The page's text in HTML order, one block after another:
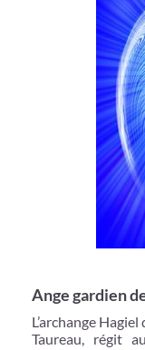
Ange gardien
L’archange
Taureau, régit